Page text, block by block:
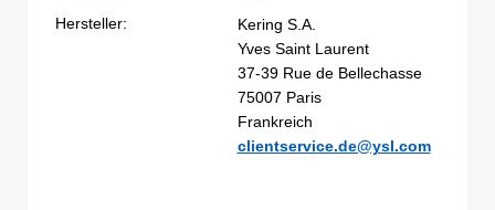
Hersteller:
Kering S.A.
Yves Saint Laurent
37-39 Rue de Bellechasse
75007 Paris
Frankreich
clientservice.de@ysl.com